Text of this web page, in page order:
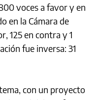
voces a favor y en
en la Cámara de
125 en contra y 1
fue inversa: 31
con un proyecto